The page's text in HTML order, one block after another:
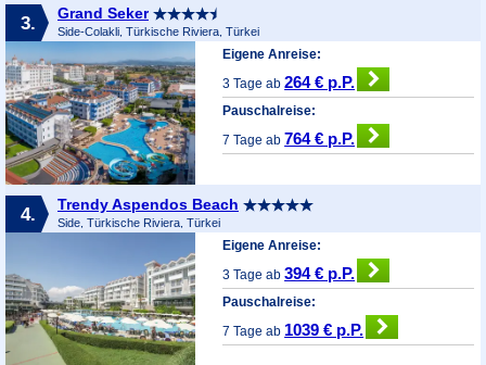
3. Grand Seker
Side-Colakli, Türkische Riviera, Türkei
Eigene Anreise:
3 Tage ab264 € p.P.
Pauschalreise:
7 Tage ab 764 € p.P.
4. Trendy Aspendos Beach
Side, Türkische Riviera, Türkei
Eigene Anreise:
3 Tage ab394 € p.P.
Pauschalreise:
7 Tage ab 1039 € p.P.